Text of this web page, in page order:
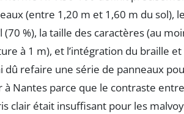
(entre 1,20 m et 1,60 m du sol),
%), la taille des caractères (au
à 1 m), et l’intégration du braille et
dû refaire une série de panneaux
Nantes parce que le contraste
clair était insuffisant pour les